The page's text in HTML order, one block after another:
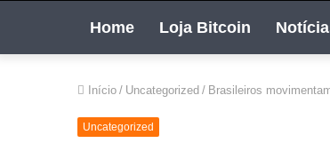
Home Loja Bitcoin
Início / Uncategorized / Brasileiros
Uncategorized